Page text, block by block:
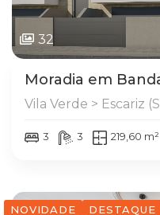
32
Moradia em
Vila Verde > Escariz
3 3 219,60 m²
NOVIDADE DESTAQUE